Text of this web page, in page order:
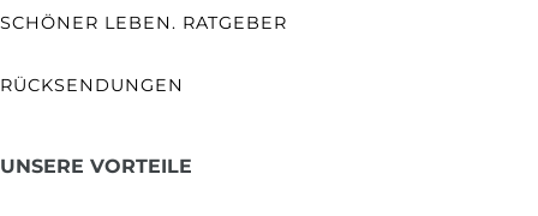
SCHÖNER LEBEN. RATGEBER
RÜCKSENDUNGEN
UNSERE VORTEILE